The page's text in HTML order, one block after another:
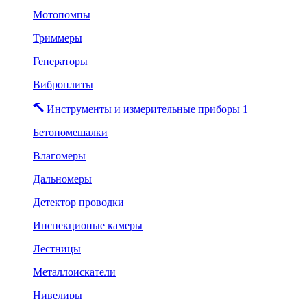
Мотопомпы
Триммеры
Генераторы
Виброплиты
Инструменты и измерительные приборы 1
Бетономешалки
Влагомеры
Дальномеры
Детектор проводки
Инспекционые камеры
Лестницы
Металлоискатели
Нивелиры